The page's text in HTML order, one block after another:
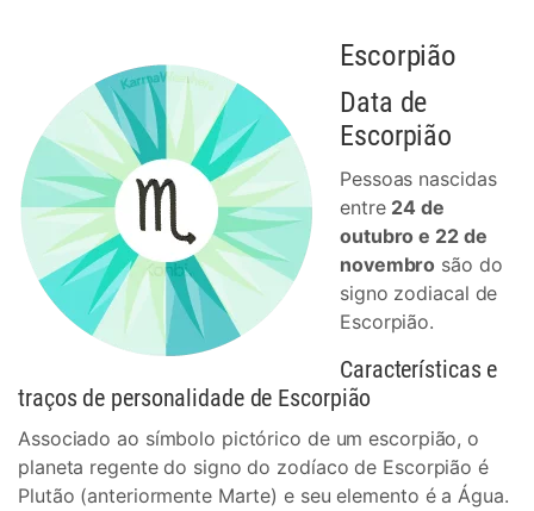
Escorpião
Data de
Escorpião
Pessoas nascidas
entre 24 de
outubro e 22 de
novembro são do
signo zodiacal de
Escorpião.
Características e
traços de personalidade de Escorpião
Associado ao símbolo pictórico de um escorpião, o
planeta regente do signo do zodíaco de Escorpião é
Plutão (anteriormente Marte) e seu elemento é a Água.